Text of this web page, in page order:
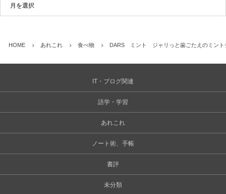
HOME あれこれ 食べ物 DARS ミント ジャリっと歯ごたえのミン
IT・ブログ関連
語学・学習
あれこれ
ノート術、手帳
書評
未分類